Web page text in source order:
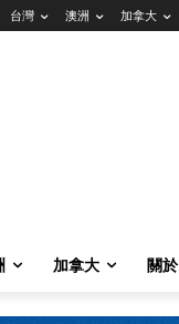
台灣 澳洲 加拿大
加拿大 關於